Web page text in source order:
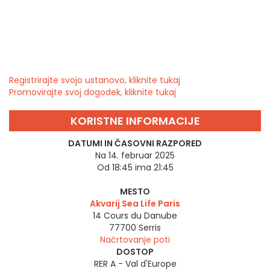
Registrirajte svojo ustanovo, kliknite tukaj
Promovirajte svoj dogodek, kliknite tukaj
KORISTNE INFORMACIJE
DATUMI IN ČASOVNI RAZPORED
Na 14. februar 2025
Od 18:45 ima 21:45
MESTO
Akvarij Sea Life Paris
14 Cours du Danube
77700 Serris
Načrtovanje poti
DOSTOP
RER A - Val d'Europe